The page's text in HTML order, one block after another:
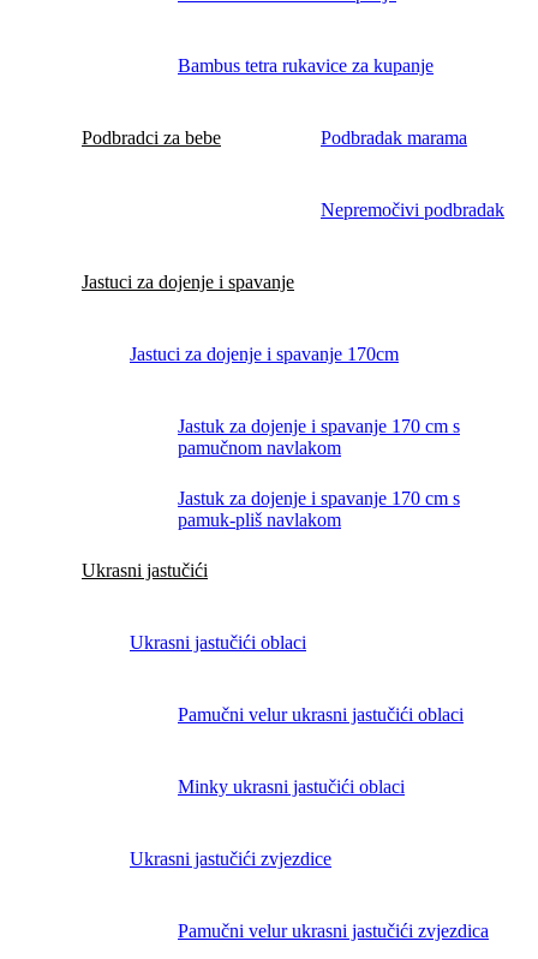
Bambus tetra rukavice za kupanje
Podbradci za bebe Podbradak marama
Nepremočivi podbradak
Jastuci za dojenje i spavanje
Jastuci za dojenje i spavanje 170cm
Jastuk za dojenje i spavanje 170 cm s
pamučnom navlakom
Jastuk za dojenje i spavanje 170 cm s
pamuk-pliš navlakom
Ukrasni jastučići
Ukrasni jastučići oblaci
Pamučni velur ukrasni jastučići oblaci
Minky ukrasni jastučići oblaci
Ukrasni jastučići zvjezdice
Pamučni velur ukrasni jastučići zvjezdica